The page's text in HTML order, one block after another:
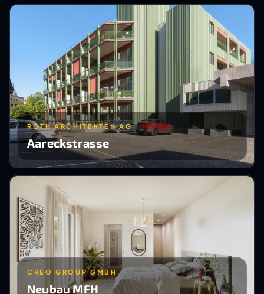
ROTH ARCHITEKTEN AG
Aareckstrasse
CREO GROUP GMBH
Neubau MFH